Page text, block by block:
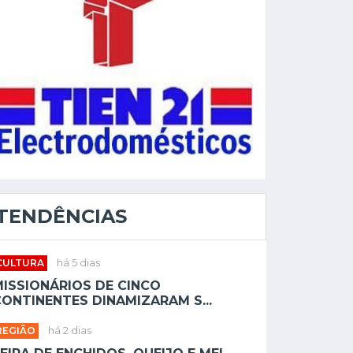
há 5 dias
DE CINCO
DINAMIZARAM S...
há 2 dias